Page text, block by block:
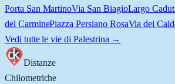
Porta San MartinoVia San BiagioLargo
del CarminePiazza Persiano RosaVia dei
Vedi tutte le vie di Palestrina →
Distanze
Chilometriche